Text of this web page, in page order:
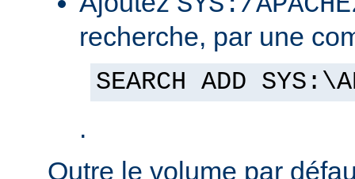
recherche, par une
SEARCH ADD
.
Outre le volume par